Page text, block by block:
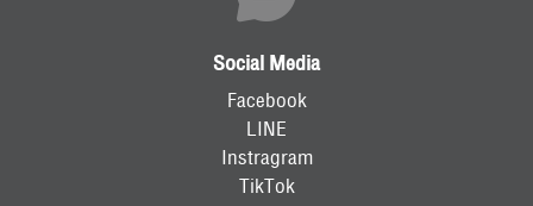
Social Media
Facebook
LINE
Instragram
TikTok